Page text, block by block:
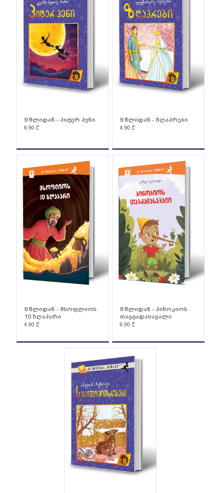
9 წლიდან - პიტერ პენი
6.90 ₾
9 წლიდან - ზღაპრები
4.90 ₾
9 წლიდან - მსოფლიოს
10 ზღაპარი
4.90 ₾
9 წლიდან - პინოკიოს
თავგადასავალი
6.90 ₾